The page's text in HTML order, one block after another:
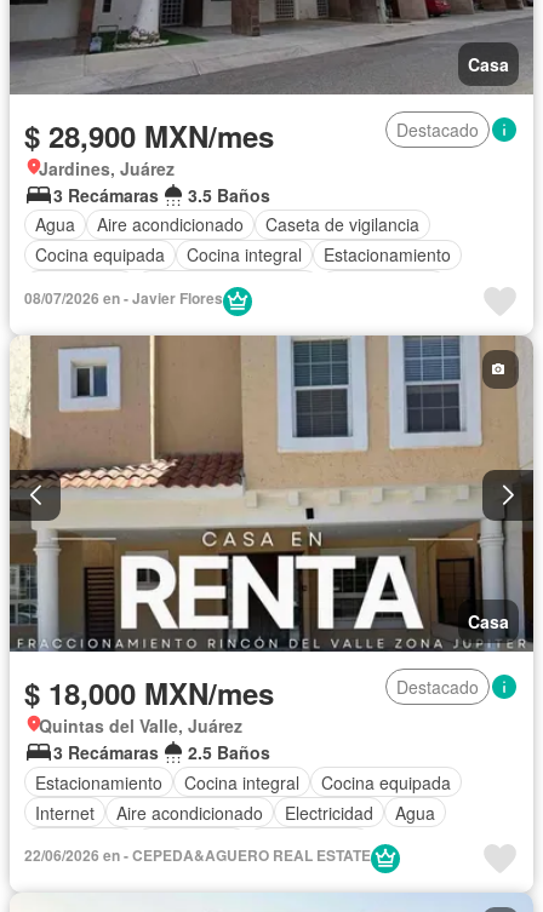
Casa
$ 28,900 MXN/mes
Destacado
Jardines, Juárez
3 Recámaras
3.5 Baños
Agua
Aire acondicionado
Caseta de vigilancia
Cocina equipada
Cocina integral
Estacionamiento
Recámara con closet
08/07/2026 en - Javier Flores
Casa
$ 18,000 MXN/mes
Destacado
Quintas del Valle, Juárez
3 Recámaras
2.5 Baños
Estacionamiento
Cocina integral
Cocina equipada
Internet
Aire acondicionado Electricidad
Agua
22/06/2026 en - CEPEDA&AGUERO REAL ESTATE